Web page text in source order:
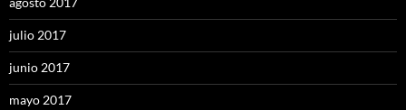
julio 2017
junio 2017
mayo 2017